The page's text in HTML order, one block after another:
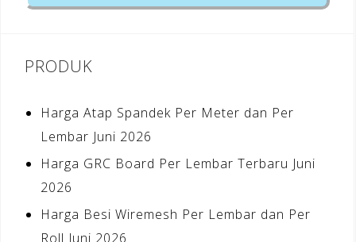
PRODUK
Harga Atap Spandek Per Meter dan Per
Lembar Juni 2026
Harga GRC Board Per Lembar Terbaru Juni
2026
Harga Besi Wiremesh Per Lembar dan Per
Roll Juni 2026